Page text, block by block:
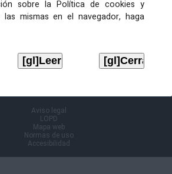
sobre la Política de cookies y
mismas en el navegador, haga
de publicación
Descargar
Aviso legal
LOPD
Mapa web
Normas de uso
Accesibilidad